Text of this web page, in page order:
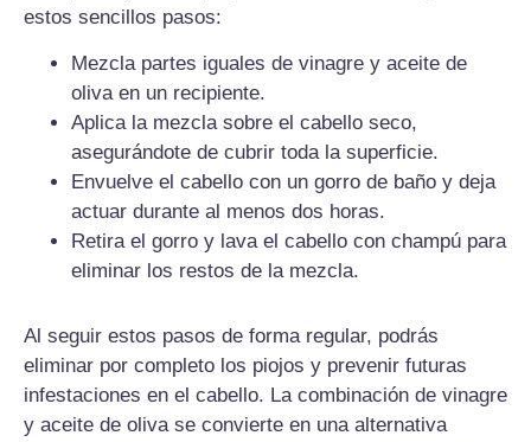
estos sencillos pasos:
Mezcla partes iguales de vinagre y aceite de
oliva en un recipiente.
Aplica la mezcla sobre el cabello seco,
asegurándote de cubrir toda la superficie.
Envuelve el cabello con un gorro de baño y deja
actuar durante al menos dos horas.
Retira el gorro y lava el cabello con champú para
eliminar los restos de la mezcla.
Al seguir estos pasos de forma regular, podrás
eliminar por completo los piojos y prevenir futuras
infestaciones en el cabello. La combinación de vinagre
y aceite de oliva se convierte en una alternativa